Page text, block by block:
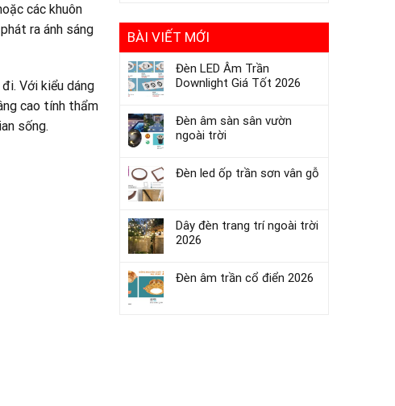
BÀI VIẾT MỚI
Đèn LED Âm Trần
Downlight Giá Tốt 2026
Đèn âm sàn sân vườn
ngoài trời
Đèn led ốp trần sơn vân gỗ
Dây đèn trang trí ngoài trời
2026
Đèn âm trần cổ điển 2026
các khuôn
ra ánh sáng
Với kiểu dáng
cao tính thẩm
sống.